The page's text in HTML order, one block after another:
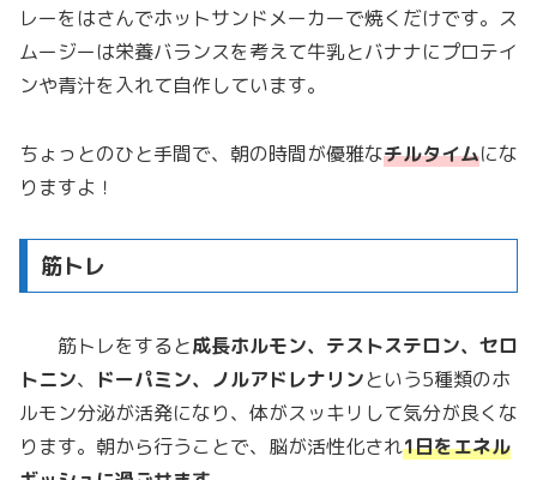
レーをはさんでホットサンドメーカーで焼くだけです。ス
ムージーは栄養バランスを考えて牛乳とバナナにプロテイ
ンや青汁を入れて自作しています。
ちょっとのひと手間で、朝の時間が優雅なチルタイムにな
りますよ！
筋トレ
筋トレをすると成長ホルモン、テストステロン、セロ
トニン、 ドーパミン、ノルアドレナリンという5種類のホ
ルモン分泌が活発になり、体がスッキリして気分が良くな
ります。朝から行うことで、脳が活性化され1日をエネル